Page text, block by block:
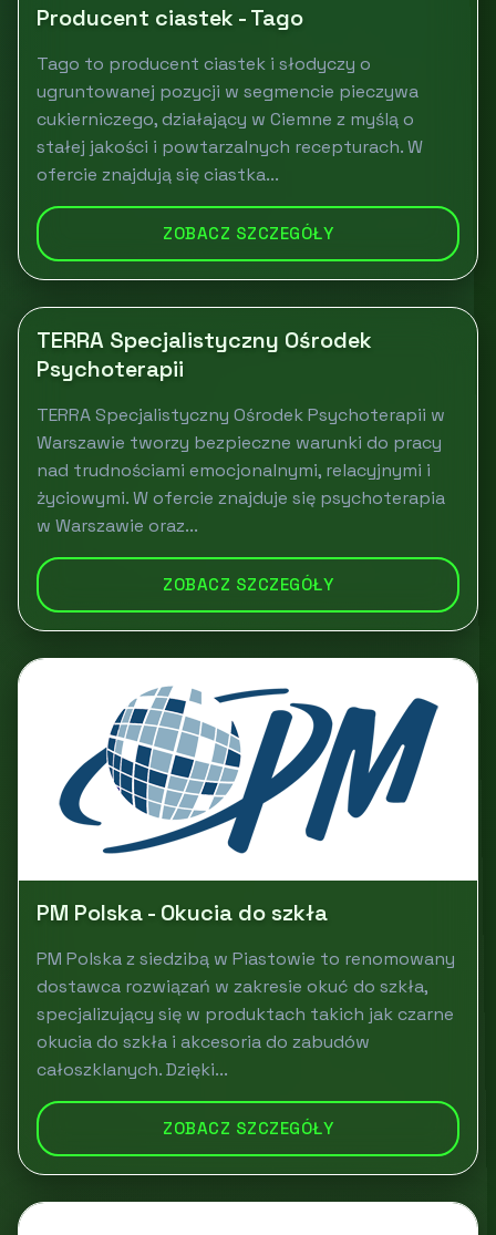
Producent ciastek - Tago
Tago to producent ciastek i słodyczy o
ugruntowanej pozycji w segmencie pieczywa
cukierniczego, działający w Ciemne z myślą o
stałej jakości i powtarzalnych recepturach. W
ofercie znajdują się ciastka...
ZOBACZ SZCZEGÓŁY
TERRA Specjalistyczny Ośrodek
Psychoterapii
TERRA Specjalistyczny Ośrodek Psychoterapii w
Warszawie tworzy bezpieczne warunki do pracy
nad trudnościami emocjonalnymi, relacyjnymi i
życiowymi. W ofercie znajduje się psychoterapia
w Warszawie oraz...
ZOBACZ SZCZEGÓŁY
PM Polska - Okucia do szkła
PM Polska z siedzibą w Piastowie to renomowany
dostawca rozwiązań w zakresie okuć do szkła,
specjalizujący się w produktach takich jak czarne
okucia do szkła i akcesoria do zabudów
całoszklanych. Dzięki...
ZOBACZ SZCZEGÓŁY